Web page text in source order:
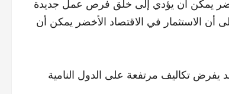
يمكن أن يؤدي إلى خلق فرص عمل جديدة
أن الاستثمار في الاقتصاد الأخضر يمكن أن
يفرض تكاليف مرتفعة على الدول النامية